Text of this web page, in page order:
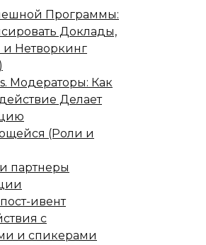
Программы:
Доклады,
Нетворкинг
Модераторы: Как
Делает
(Роли и
партнеры
ивент
с
и спикерами